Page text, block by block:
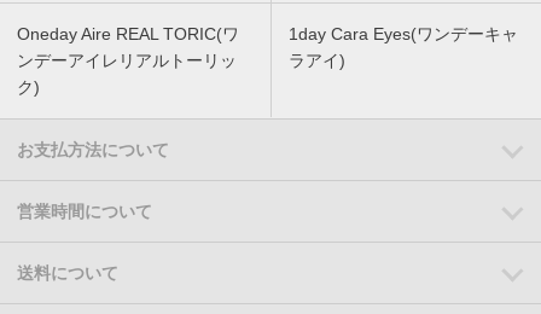
Oneday Aire REAL TORIC(ワ
ンデーアイレリアルトーリッ
ク)
1day Cara Eyes(ワンデーキャ
ラアイ)
お支払方法について
営業時間について
送料について